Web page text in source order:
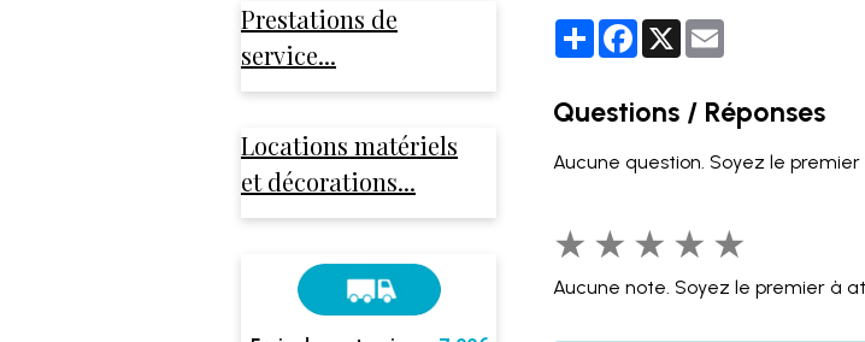
PartagerFacebook
X
Questions / Réponses
Aucune question. Soyez le
★ ★ ★ ★ ★
Aucune note. Soyez le premier à
Prestations de
service...
Locations matériels
et décorations...